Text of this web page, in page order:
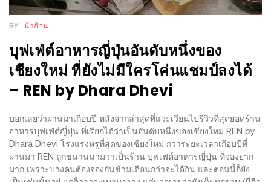
อะไร
งาน
เดียว
ที่
ครั้ง
ช้อป
ชิ
ลล์
BY น้าอ้วน
บุฟเฟ่ต์อาหารญี่ปุ่นอันดับหนึ่งของ
เชียงใหม่ ที่ยังไม่มีใครโค่นแชมป์ลงได้
– REN by Dhara Dhevi
บอกเลยว่าผ่านมาเกือบปี หลังจากล่าสุดที่แวะเวียนไปรีวิวที่สุดยอดร้าน
อาหารบุฟเฟ่ต์ญี่ปุ่น ที่เรียกได้ว่าเป็นอันดับหนึ่งของเชียงใหม่ REN by
Dhara Dhevi โรงแรงหรูที่สุดของเชียงใหม่ กว่าระยะเวลาเกือบปีที่
ผ่านมา REN ถูกขนานนามว่าเป็นร้าน บุฟเฟ่ต์อาหารญี่ปุ่น ที่จองยาก
มาก เพราะบางคนต้องจองกันข้ามเดือนกว่าจะได้กิน และตอนนี้ก็ยัง